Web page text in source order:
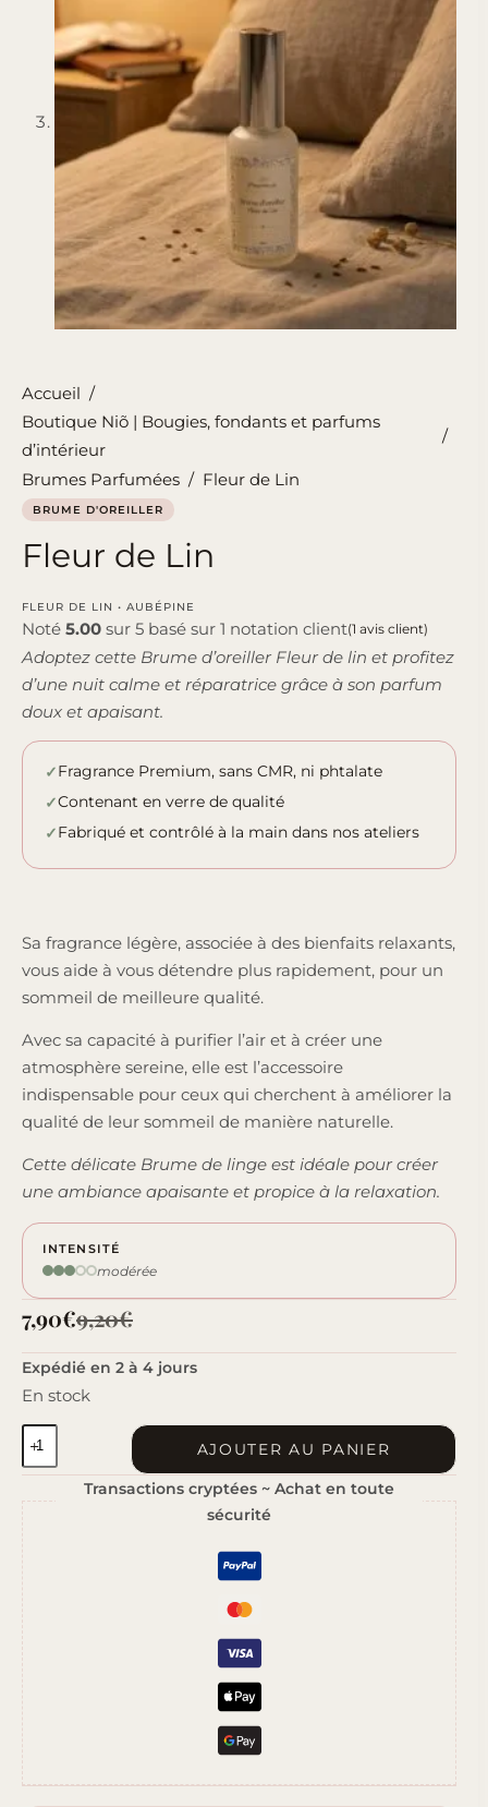
Accueil /
Boutique Niõ | Bougies, fondants et parfums
d’intérieur
/
Brumes Parfumées / Fleur de Lin
BRUME D'OREILLER
Fleur de Lin
FLEUR DE LIN • AUBÉPINE
Noté 5.00 sur 5 basé sur 1 notation client(1 avis client)
Adoptez cette Brume d’oreiller Fleur de lin et profitez
d’une nuit calme et réparatrice grâce à son parfum
doux et apaisant.
Fragrance Premium, sans CMR, ni phtalate
Contenant en verre de qualité
Fabriqué et contrôlé à la main dans nos ateliers
Sa fragrance légère, associée à des bienfaits relaxants,
vous aide à vous détendre plus rapidement, pour un
sommeil de meilleure qualité.
Avec sa capacité à purifier l’air et à créer une
atmosphère sereine, elle est l’accessoire
indispensable pour ceux qui cherchent à améliorer la
qualité de leur sommeil de manière naturelle.
Cette délicate Brume de linge est idéale pour créer
une ambiance apaisante et propice à la relaxation.
INTENSITÉ
modérée
9,20€
Le
prix
initial
était :
9,20€.
7,90€
Le
prix
actuel
7,90€.
Expédié en 2 à 4 jours
En stock
quantité
de
de
Lin
AJOUTER AU PANIER
Transactions cryptées ~ Achat en toute
sécurité